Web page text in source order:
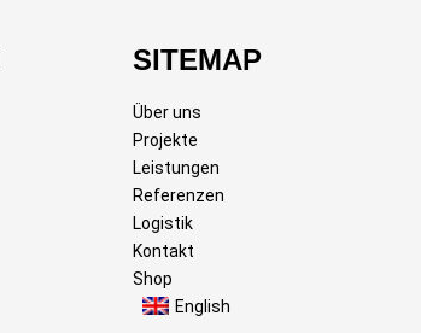
SITEMAP
Über uns
Projekte
Leistungen
Referenzen
Logistik
Kontakt
Shop
English